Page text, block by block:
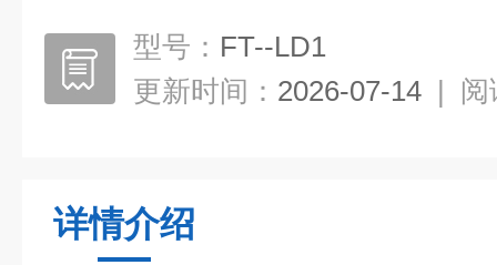
型号： FT--LD1
更新时间： 2026-07-14 | 阅
详情介绍